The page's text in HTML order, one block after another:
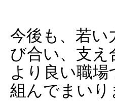
今後も、若い
び合い、支え
より良い職場
組んでまいり